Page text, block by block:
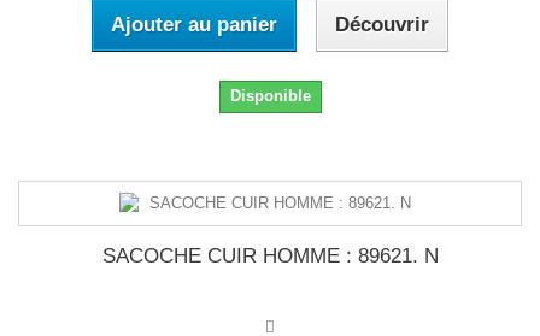
Ajouter au panier Découvrir
Disponible
SACOCHE CUIR HOMME : 89621. N